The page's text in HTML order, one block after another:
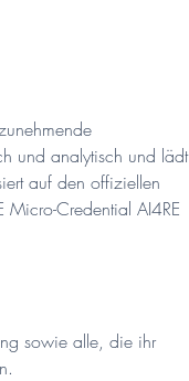
und analytisch und lädt
auf den offiziellen
Micro-Credential AI4RE
sowie alle, die ihr